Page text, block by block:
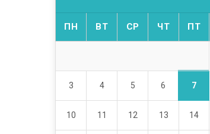
ПН ВТ СР ЧТ ПТ
3 4 5 6 7
10 11 12 13 14